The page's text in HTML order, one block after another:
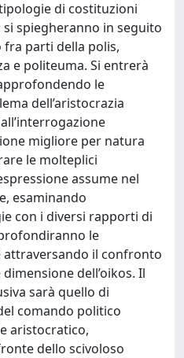
di costituzioni
spiegheranno in seguito
parti della polis,
e politeuma. Si entrerà
le
dell’aristocrazia
migliore per natura
le molteplici
assume nel
esaminando
con i diversi rapporti di
le
attraversando il confronto
dell’oikos. Il
sarà quello di
comando politico
aristocratico,
dello scivoloso